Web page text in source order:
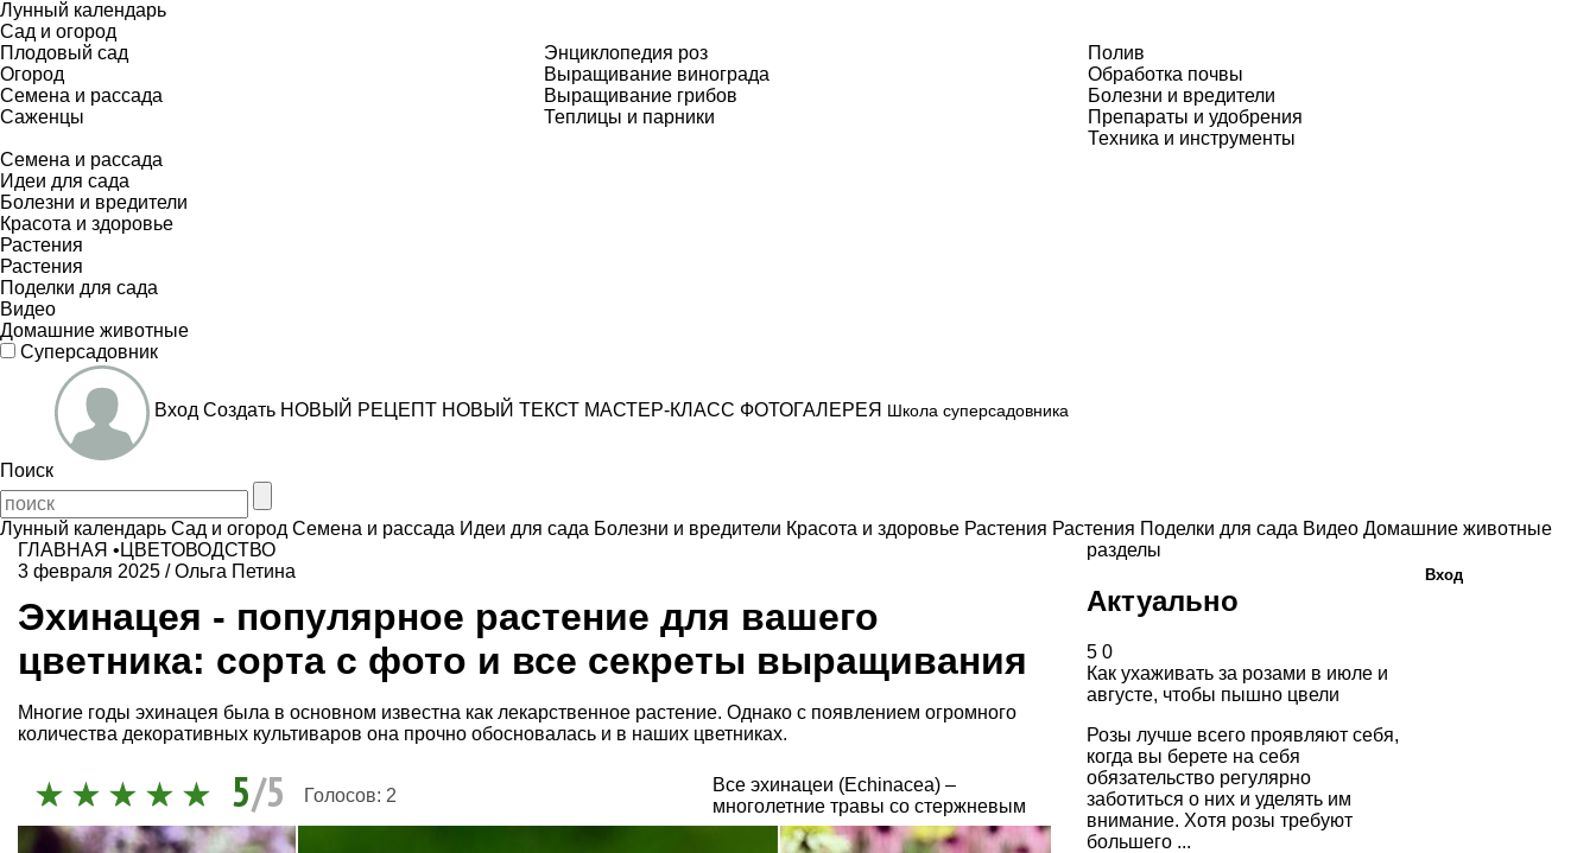
Лунный календарь
Сад и огород
Плодовый сад
Огород
Семена и рассада
Саженцы
Энциклопедия роз
Выращивание винограда
Выращивание грибов
Теплицы и парники
Полив
Обработка почвы
Болезни и вредители
Препараты и удобрения
Техника и инструменты
Семена и рассада
Идеи для сада
Болезни и вредители
Красота и здоровье
Растения
Растения
Поделки для сада
Видео
Домашние животные
Суперсадовник
Вход Создать НОВЫЙ РЕЦЕПТ НОВЫЙ ТЕКСТ МАСТЕР-КЛАСС ФОТОГАЛЕРЕЯ Школа суперсадовника
Поиск
Лунный календарь Сад и огород Семена и рассада Идеи для сада Болезни и вредители Красота и здоровье Растения Растения Поделки для сада Видео Домашние животные
ГЛАВНАЯ • ЦВЕТОВОДСТВО
3 февраля 2025 /Ольга Петина
Эхинацея - популярное растение для вашего
цветника: сорта с фото и все секреты выращивания
Многие годы эхинацея была в основном известна как лекарственное растение. Однако с появлением огромного
количества декоративных культиваров она прочно обосновалась и в наших цветниках.
5/5 Голосов: 2
Все эхинацеи (Echinacea) –
многолетние травы со стержневым
разделы
Актуально
5 0
Как ухаживать за розами в июле и
августе, чтобы пышно цвели
Розы лучше всего проявляют себя,
когда вы берете на себя
обязательство регулярно
заботиться о них и уделять им
внимание. Хотя розы требуют
большего ...
Вход